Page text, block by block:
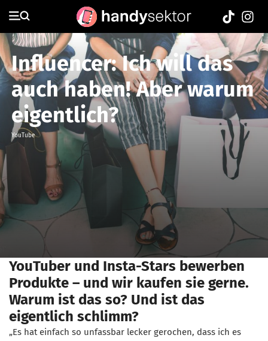
Influencer: Ich will das
auch haben! Aber warum
eigentlich?
YouTube
YouTuber und Insta-Stars bewerben
Produkte – und wir kaufen sie gerne.
Warum ist das so? Und ist das
eigentlich schlimm?
„Es hat einfach so unfassbar lecker gerochen, dass ich es